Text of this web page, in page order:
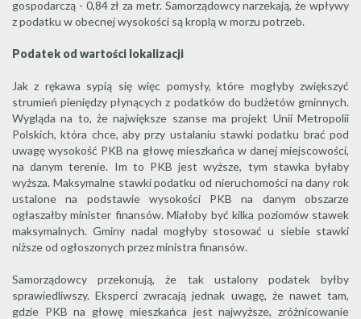
gospodarczą - 0,84 zł za metr. Samorządowcy narzekają, że wpływy
z podatku w obecnej wysokości są kroplą w morzu potrzeb.
Podatek od wartości lokalizacji
Jak z rękawa sypią się więc pomysły, które mogłyby zwiększyć
strumień pieniędzy płynących z podatków do budżetów gminnych.
Wygląda na to, że największe szanse ma projekt Unii Metropolii
Polskich, która chce, aby przy ustalaniu stawki podatku brać pod
uwagę wysokość PKB na głowę mieszkańca w danej miejscowości,
na danym terenie. Im to PKB jest wyższe, tym stawka byłaby
wyższa. Maksymalne stawki podatku od nieruchomości na dany rok
ustalone na podstawie wysokości PKB na danym obszarze
ogłaszałby minister finansów. Miałoby być kilka poziomów stawek
maksymalnych. Gminy nadal mogłyby stosować u siebie stawki
niższe od ogłoszonych przez ministra finansów.
Samorządowcy przekonują, że tak ustalony podatek byłby
sprawiedliwszy. Eksperci zwracają jednak uwagę, że nawet tam,
gdzie PKB na głowę mieszkańca jest najwyższe, zróżnicowanie